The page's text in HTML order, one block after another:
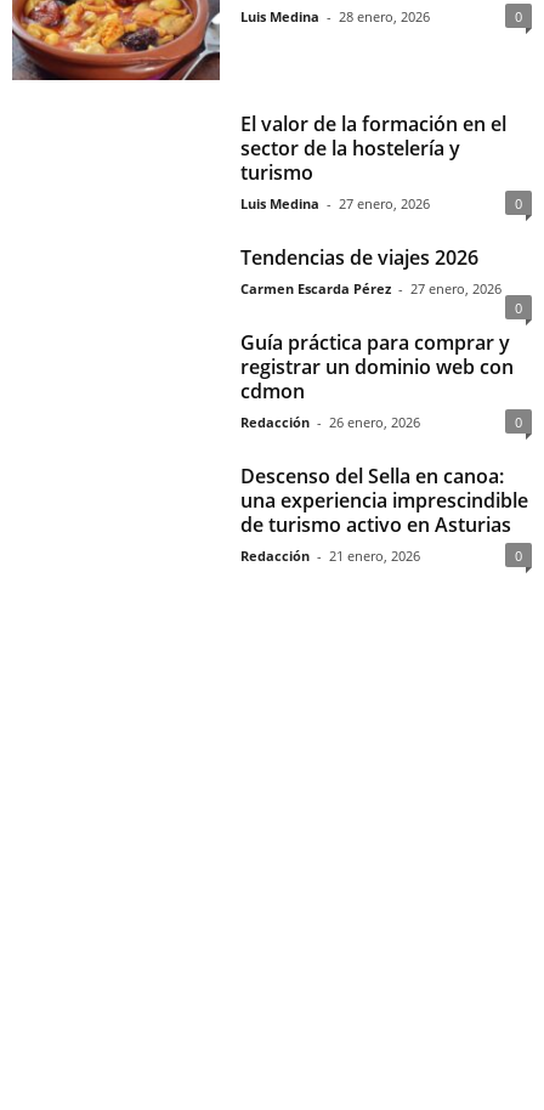
Luis Medina - 28 enero, 2026 0
El valor de la formación en el
sector de la hostelería y
turismo
Luis Medina - 27 enero, 2026 0
Tendencias de viajes 2026
Carmen Escarda Pérez - 27 enero, 2026
0
Guía práctica para comprar y
registrar un dominio web con
cdmon
Redacción - 26 enero, 2026 0
Descenso del Sella en canoa:
una experiencia imprescindible
de turismo activo en Asturias
Redacción - 21 enero, 2026 0